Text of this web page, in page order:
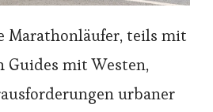
Marathonläufer, teils mit
Guides mit Westen,
urbaner